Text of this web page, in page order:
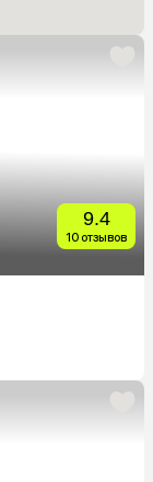
9.4
10 отзывов